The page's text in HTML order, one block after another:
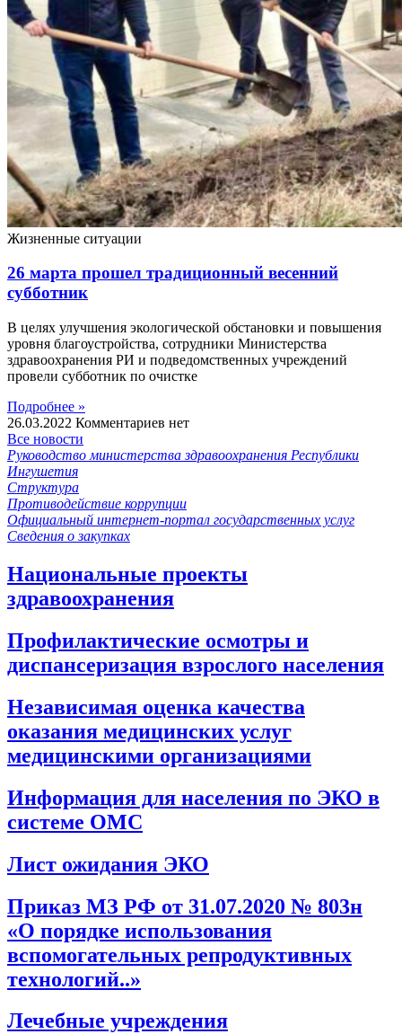
Жизненные ситуации
26 марта прошел традиционный весенний
субботник
В целях улучшения экологической обстановки и повышения
уровня благоустройства, сотрудники Министерства
здравоохранения РИ и подведомственных учреждений
провели субботник по очистке
Подробнее »
26.03.2022 Комментариев нет
Все новости
Руководство министерства здравоохранения Республики
Ингушетия
Структура
Противодействие коррупции
Официальный интернет-портал государственных услуг
Сведения о закупках
Национальные проекты
здравоохранения
Профилактические осмотры и
диспансеризация взрослого населения
Независимая оценка качества
оказания медицинских услуг
медицинскими организациями
Информация для населения по ЭКО в
системе ОМС
Лист ожидания ЭКО
Приказ МЗ РФ от 31.07.2020 № 803н
«О порядке использования
вспомогательных репродуктивных
технологий..»
Лечебные учреждения